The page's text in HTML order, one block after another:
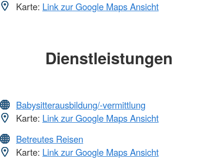
Karte: Link zur Google Maps Ansicht
Dienstleistungen
Babysitterausbildung/-vermittlung
Karte: Link zur Google Maps Ansicht
Betreutes Reisen
Karte: Link zur Google Maps Ansicht